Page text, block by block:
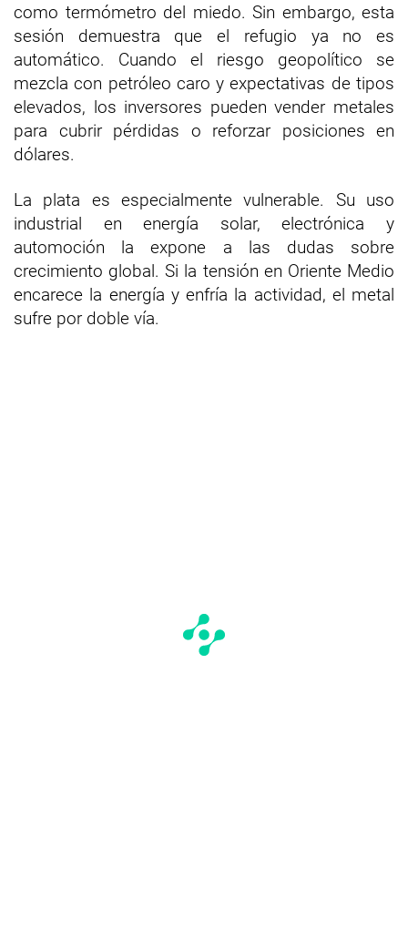
como termómetro del miedo. Sin embargo, esta
sesión demuestra que el refugio ya no es
automático. Cuando el riesgo geopolítico se
mezcla con petróleo caro y expectativas de tipos
elevados, los inversores pueden vender metales
para cubrir pérdidas o reforzar posiciones en
dólares.
La plata es especialmente vulnerable. Su uso
industrial en energía solar, electrónica y
automoción la expone a las dudas sobre
crecimiento global. Si la tensión en Oriente Medio
encarece la energía y enfría la actividad, el metal
sufre por doble vía.